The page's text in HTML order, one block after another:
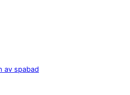
av spabad